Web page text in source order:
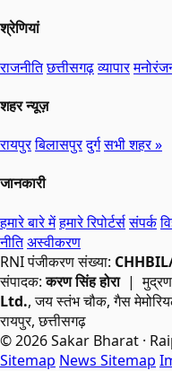
श्रेणियां
राजनीतिछत्तीसगढ़व्यापार
शहर न्यूज़
रायपुरबिलासपुरदुर्गसभी शहर »
जानकारी
हमारे बारे मेंहमारे रिपोर्टर्ससंपर्क
नीतिअस्वीकरण
RNIपंजीकरण संख्या:
संपादक:करण सिंह होरा|
Ltd., जय स्तंभ चौक, गैस
रायपुर, छत्तीसगढ़
© 2026 Sakar Bharat ·
Sitemap News Sitemap